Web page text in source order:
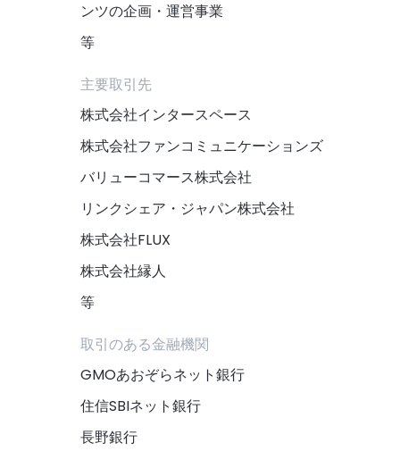
ンツの企画・運営事業
等
主要取引先
株式会社インタースペース
株式会社ファンコミュニケーションズ
バリューコマース株式会社
リンクシェア・ジャパン株式会社
株式会社FLUX
株式会社縁人
等
取引のある金融機関
GMOあおぞらネット銀行
住信SBIネット銀行
長野銀行